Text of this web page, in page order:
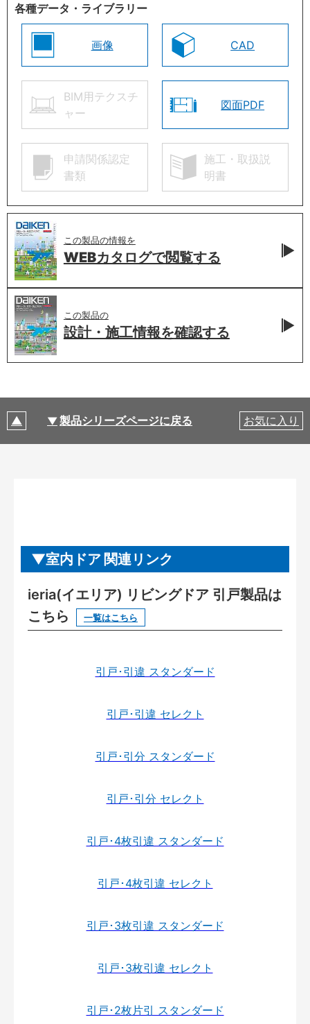
各種データ・ライブラリー
画像 CAD
BIM用テクスチ
ャー
図面PDF
申請関係認定
書類
施工・取扱説
明書
この製品の情報を
WEBカタログで閲覧する
この製品の
設計・施工情報を確認する
製品シリーズページに戻る お気に入り
室内ドア 関連リンク
ieria(イエリア) リビングドア 引戸製品は
こちら
一覧はこちら
引戸･引違 スタンダード
引戸･引違 セレクト
引戸･引分 スタンダード
引戸･引分 セレクト
引戸･4枚引違 スタンダード
引戸･4枚引違 セレクト
引戸･3枚引違 スタンダード
引戸･3枚引違 セレクト
引戸･2枚片引 スタンダード